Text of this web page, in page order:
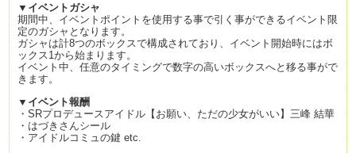
▼イベントガシャ
期間中、イベントポイントを使用する事で引く事ができるイベント限
定のガシャとなります。
ガシャは計8つのボックスで構成されており、 イベント開始時にはボ
ックス1から始まります。
イベント中、任意のタイミングで数字の高いボックスへと 移る事がで
きます。
▼イベント報酬
・SRプロデュースアイドル【お願い、ただの少女がいい】三峰 結華
・はづきさんシール
・アイドルコミュの鍵 etc.